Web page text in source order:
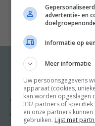
is het
bekende YouTube-
taarten en cupcakes,
‘Cupcake’ Wilson
aflevering op Jamie
voor inspiratie voor
Recepten
Gangen
Voorgerecht
advertentie- en
Informatie op
Meer informatie
Uw persoonsgegevens
apparaat (cookies,
kan worden
332 partners of
en onze partners
gebruiken. Lijst met